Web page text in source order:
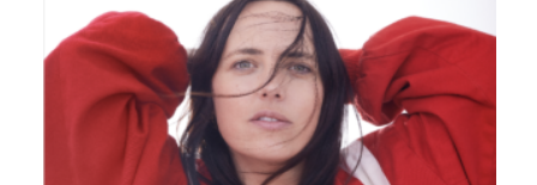
DYLAN DYLAN